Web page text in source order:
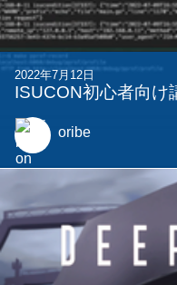
2022年7月12日
ISUCON初心者向け
oribe